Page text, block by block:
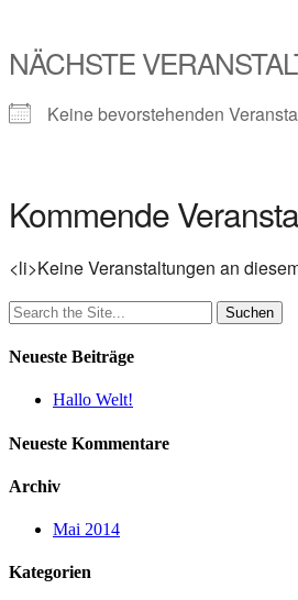
NÄCHSTE
Keine bevorstehenden
Kommende
<li>Keine Veranstaltungen an
Search
for:
Neueste Beiträge
Hallo Welt!
Neueste Kommentare
Archiv
Mai 2014
Kategorien